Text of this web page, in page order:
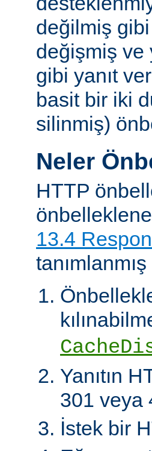
değilmiş
değişmiş ve
gibi yanıt
basit bir iki
silinmiş)
Neler
HTTP
13.4
Yanıtın
301 veya
İstek bir